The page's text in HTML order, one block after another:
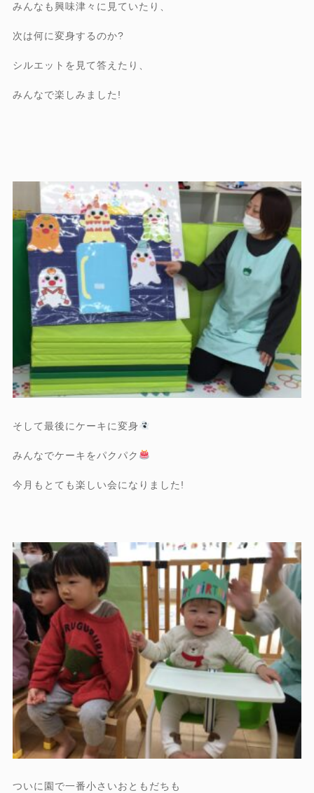
みんなも興味津々に見ていたり、
次は何に変身するのか?
シルエットを見て答えたり、
みんなで楽しみました!
そして最後にケーキに変身
みんなでケーキをパクパク
今月もとても楽しい会になりました!
ついに園で一番小さいおともだちも